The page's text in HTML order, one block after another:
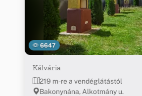
6647
Kálvária
219 m-re a vendéglátástól
Bakonynána, Alkotmány u.